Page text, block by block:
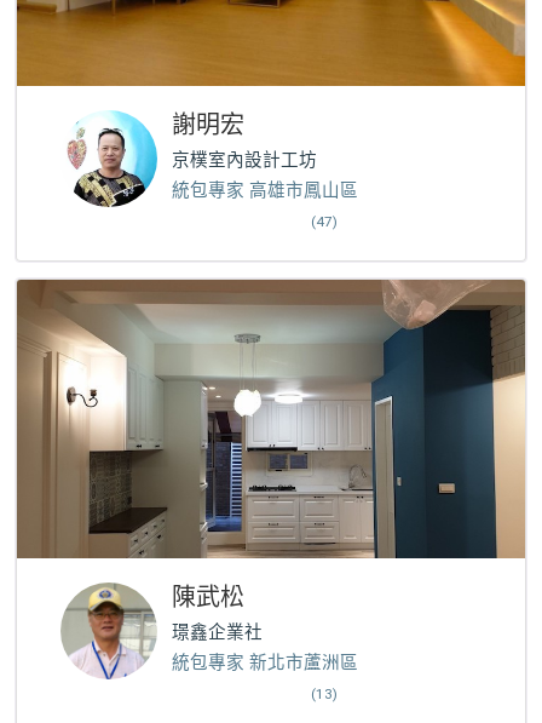
謝明宏
京樸室內設計工坊
統包專家 高雄市鳳山區
(47)
陳武松
璟鑫企業社
統包專家 新北市蘆洲區
(13)